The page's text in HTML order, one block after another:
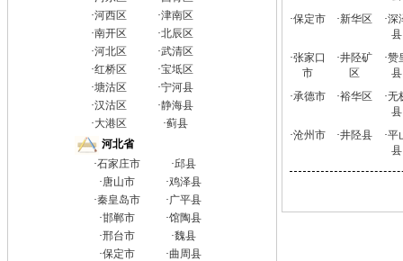
·河西区 ·津南区
·南开区 ·北辰区
·河北区 ·武清区
·红桥区 ·宝坻区
·塘沽区 ·宁河县
·汉沽区 ·静海县
·大港区 ·蓟县
河北省
·石家庄市 ·邱县
·唐山市 ·鸡泽县
·秦皇岛市 ·广平县
·邯郸市 ·馆陶县
·邢台市 ·魏县
·保定市 ·曲周县
·保定市 ·新华区 ·深
县
·张家口
市
·井陉矿
区
·赞
县
·承德市 ·裕华区 ·无
县
·沧州市 ·井陉县 ·平
县